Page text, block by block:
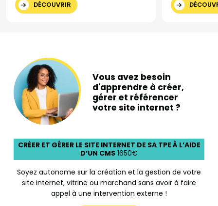
DÉCOUVRIR
Vous avez besoin
d'apprendre à créer,
gérer et référencer
votre site internet ?
Soyez autonome sur la création et la gestion de votre
site internet, vitrine ou marchand sans avoir à faire
appel à une intervention externe !
CRÉER ET GÉRER LE SITE INTERNET DE SA TPE À L’AIDE
D’UN CMS 1650€